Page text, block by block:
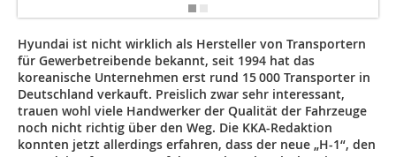
Hyundai ist nicht wirklich als Hersteller von Transportern
für Gewerbetreibende bekannt, seit 1994 hat das
koreanische Unternehmen erst rund 15 000 Transporter in
Deutschland verkauft. Preislich zwar sehr interessant,
trauen wohl viele Handwerker der Qualität der Fahrzeuge
noch nicht richtig über den Weg. Die KKA-Redaktion
konnten jetzt allerdings erfahren, dass der neue „H-1“, den